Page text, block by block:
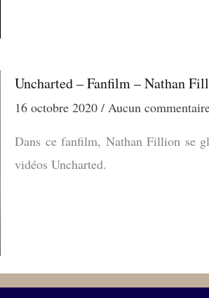
Uncharted – Fanfilm – Nathan
16 octobre 2020 Aucun
Dans ce fanfilm, Nathan Fillion se
vidéos Uncharted.